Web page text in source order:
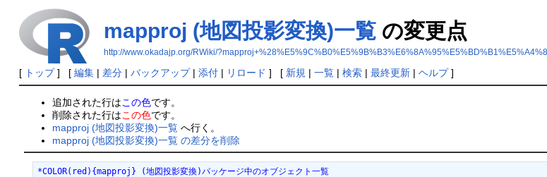
mapproj (地図投影変換)一覧の変更点
http://www.okadajp.org/RWiki/
[ トップ] [ 編集| 差分| バックアップ| 添付| リロード ] [ 新規 | 一覧| 検索| 最終更新| ヘルプ]
追加された行はこの色です。
削除された行はこの色です。
mapproj (地図投影変換)一覧 へ行く。
mapproj (地図投影変換)一覧 の差分を削除
*COLOR(red){mapproj} (地図投影変換)パッケージ中のオブジェクト一覧